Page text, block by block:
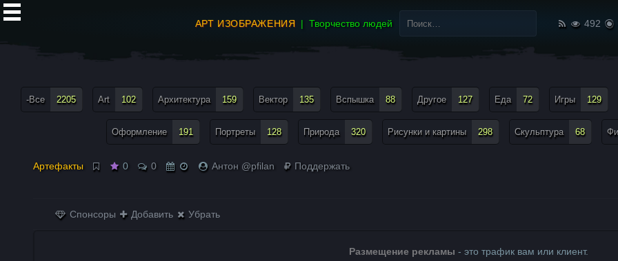
АРТ ИЗОБРАЖЕНИЯ Творчество людей
Найти:
492
-Все 2205 Art 102 Архитектура 159 Вектор 135 Вспышка 88 Другое 127 Еда 72 Игры 129
Оформление 191 Портреты 128 Природа 320 Рисунки и картины 298 Скульптура 68
Артефакты 0 0 Антон @pfilan Поддержать
Спонсоры Добавить Убрать
Размещение рекламы - это трафик вам или клиент.